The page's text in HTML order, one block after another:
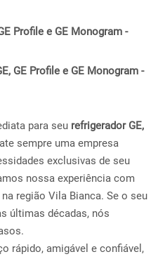
Profile e GE Monogram -
GE Profile e GE Monogram -
para seu refrigerador GE,
sempre uma empresa
exclusivas de seu
nossa experiência com
região Vila Bianca. Se o seu
últimas décadas, nós
rápido, amigável e confiável,